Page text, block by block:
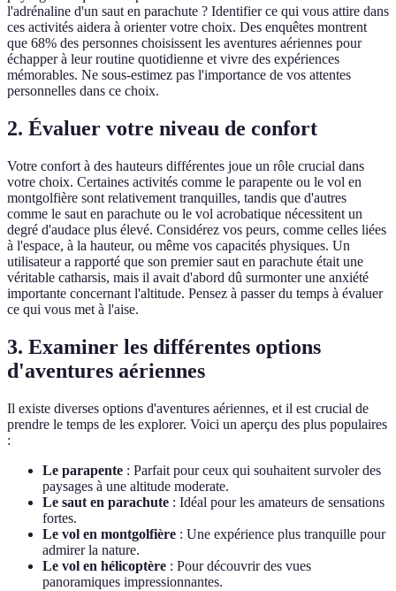
l'adrénaline d'un saut en parachute ? Identifier ce qui vous attire dans
ces activités aidera à orienter votre choix. Des enquêtes montrent
que 68% des personnes choisissent les aventures aériennes pour
échapper à leur routine quotidienne et vivre des expériences
mémorables. Ne sous-estimez pas l'importance de vos attentes
personnelles dans ce choix.
2. Évaluer votre niveau de confort
Votre confort à des hauteurs différentes joue un rôle crucial dans
votre choix. Certaines activités comme le parapente ou le vol en
montgolfière sont relativement tranquilles, tandis que d'autres
comme le saut en parachute ou le vol acrobatique nécessitent un
degré d'audace plus élevé. Considérez vos peurs, comme celles liées
à l'espace, à la hauteur, ou même vos capacités physiques. Un
utilisateur a rapporté que son premier saut en parachute était une
véritable catharsis, mais il avait d'abord dû surmonter une anxiété
importante concernant l'altitude. Pensez à passer du temps à évaluer
ce qui vous met à l'aise.
3. Examiner les différentes options
d'aventures aériennes
Il existe diverses options d'aventures aériennes, et il est crucial de
prendre le temps de les explorer. Voici un aperçu des plus populaires
:
Le parapente : Parfait pour ceux qui souhaitent survoler des
paysages à une altitude moderate.
Le saut en parachute : Idéal pour les amateurs de sensations
fortes.
Le vol en montgolfière : Une expérience plus tranquille pour
admirer la nature.
Le vol en hélicoptère : Pour découvrir des vues
panoramiques impressionnantes.